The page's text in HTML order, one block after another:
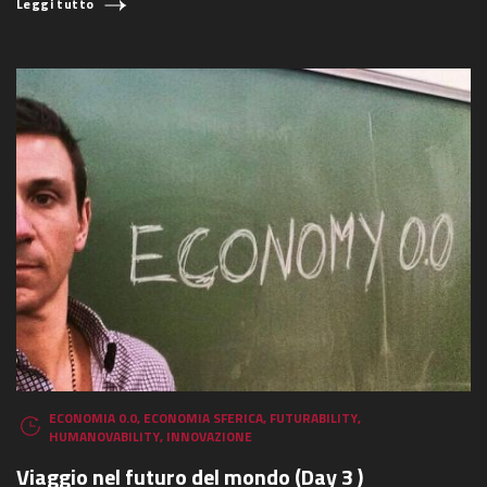
ECONOMIA 0.0, ECONOMIA SFERICA, FUTURABILITY,
HUMANOVABILITY, INNOVAZIONE
Viaggio nel futuro del mondo (Day 3 )